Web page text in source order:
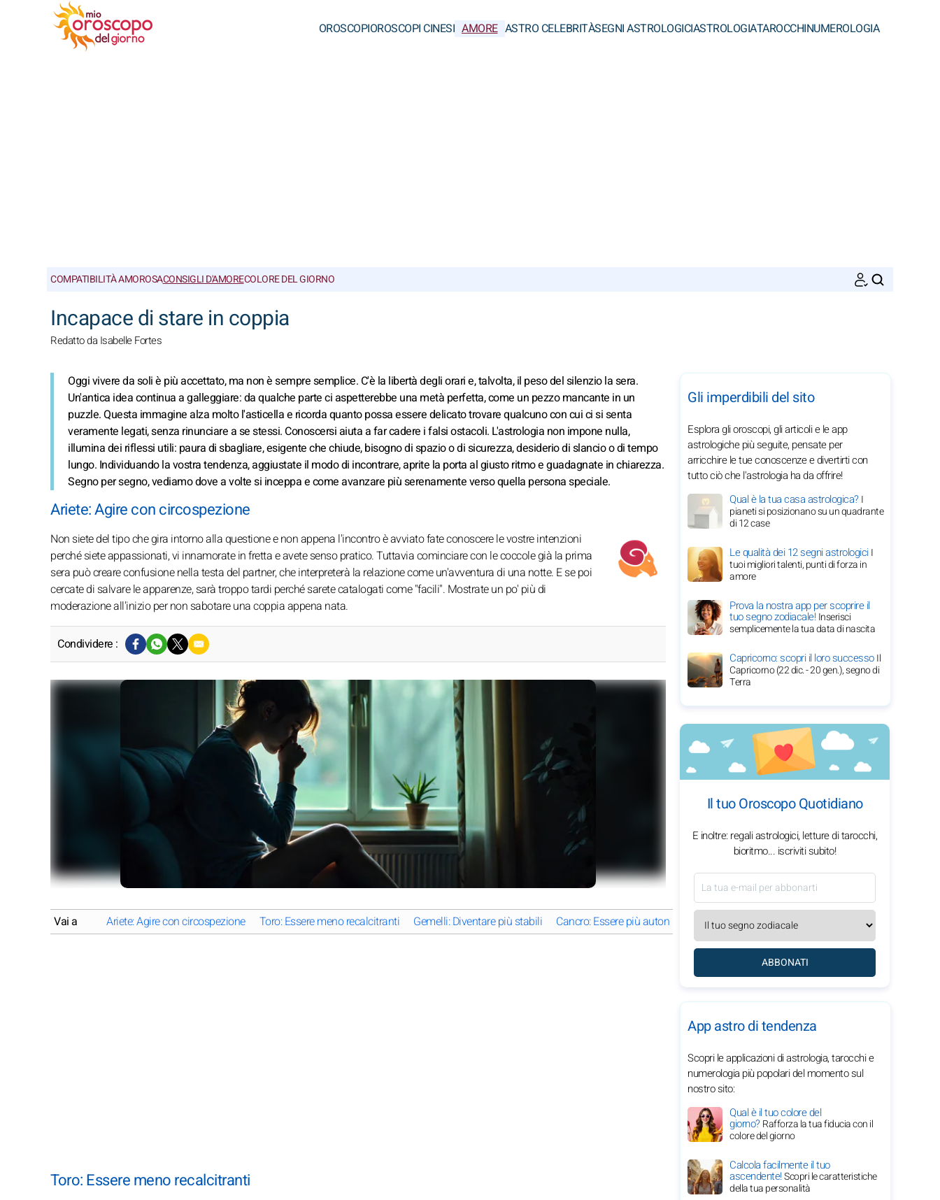
OROSCOPIOROSCOPI CINESI AMORE ASTRO CELEBRITÀSEGNI ASTROLOGICIASTROLOGIATAROCCHINUMEROLOGIA
COMPATIBILITÀ AMOROSACONSIGLI D'AMORECOLORE DEL GIORNO
Incapace di stare in coppia
Redatto da Isabelle Fortes
Oggi vivere da soli è più accettato, ma non è sempre semplice. C'è la libertà degli orari e, talvolta, il peso del silenzio la sera.
Un'antica idea continua a galleggiare: da qualche parte ci aspetterebbe una metà perfetta, come un pezzo mancante in un
puzzle. Questa immagine alza molto l'asticella e ricorda quanto possa essere delicato trovare qualcuno con cui ci si senta
veramente legati, senza rinunciare a se stessi. Conoscersi aiuta a far cadere i falsi ostacoli. L'astrologia non impone nulla,
illumina dei riflessi utili: paura di sbagliare, esigente che chiude, bisogno di spazio o di sicurezza, desiderio di slancio o di tempo
lungo. Individuando la vostra tendenza, aggiustate il modo di incontrare, aprite la porta al giusto ritmo e guadagnate in chiarezza.
Segno per segno, vediamo dove a volte si inceppa e come avanzare più serenamente verso quella persona speciale.
Ariete: Agire con circospezione
Non siete del tipo che gira intorno alla questione e non appena l'incontro è avviato fate conoscere le vostre intenzioni
perché siete appassionati, vi innamorate in fretta e avete senso pratico. Tuttavia cominciare con le coccole già la prima
sera può creare confusione nella testa del partner, che interpreterà la relazione come un'avventura di una notte. E se poi
cercate di salvare le apparenze, sarà troppo tardi perché sarete catalogati come "facili". Mostrate un po' più di
moderazione all'inizio per non sabotare una coppia appena nata.
Condividere :
Vai a Ariete: Agire con circospezione Toro: Essere meno recalcitranti Gemelli: Diventare più stabili Cancro: Essere più autonomi Leone: Fare la parte delle cose Vergine: Essere
Toro: Essere meno recalcitranti
Gli imperdibili del sito
Esplora gli oroscopi, gli articoli e le app
astrologiche più seguite, pensate per
arricchire le tue conoscenze e divertirti con
tutto ciò che l'astrologia ha da offrire!
Qual è la tua casa astrologica?I
pianeti si posizionano su un quadrante
di 12 case
Le qualità dei 12 segni astrologiciI
tuoi migliori talenti, punti di forza in
amore
Prova la nostra app per scoprire il
tuo segno zodiacale!Inserisci
semplicemente la tua data di nascita
Capricorno: scopri il loro successoIl
Capricorno (22 dic. - 20 gen.), segno di
Terra
Il tuo Oroscopo Quotidiano
E inoltre: regali astrologici, letture di tarocchi,
bioritmo... iscriviti subito!
ABBONATI
App astro di tendenza
Scopri le applicazioni di astrologia, tarocchi e
numerologia più popolari del momento sul
nostro sito:
Qual è il tuo colore del
giorno?Rafforza la tua fiducia con il
colore del giorno
Calcola facilmente il tuo
ascendente!Scopri le caratteristiche
della tua personalità